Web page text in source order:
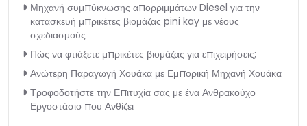
Μηχανή συμπύκνωσης απορριμμάτων Diesel για την
κατασκευή μπρικέτες βιομάζας pini kay με νέους
σχεδιασμούς
Πώς να φτιάξετε μπρικέτες βιομάζας για επιχειρήσεις;
Ανώτερη Παραγωγή Χουάκα με Εμπορική Μηχανή Χουάκα
Τροφοδοτήστε την Επιτυχία σας με ένα Ανθρακούχο
Εργοστάσιο που Ανθίζει